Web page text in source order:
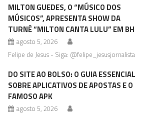
MILTON GUEDES, O “MÚSICO DOS
MÚSICOS”, APRESENTA SHOW DA
TURNÊ “MILTON CANTA LULU” EM BH
agosto 5, 2026
Felipe de Jesus - Siga: @felipe_jesusjornalista
DO SITE AO BOLSO: O GUIA ESSENCIAL
SOBRE APLICATIVOS DE APOSTAS E O
FAMOSO APK
agosto 5, 2026